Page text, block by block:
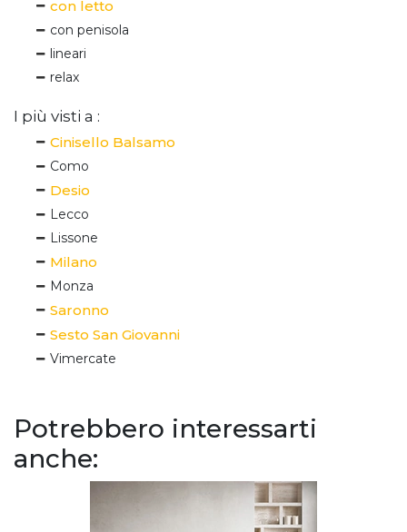
con letto
con penisola
lineari
relax
I più visti a :
Cinisello Balsamo
Como
Desio
Lecco
Lissone
Milano
Monza
Saronno
Sesto San Giovanni
Vimercate
Potrebbero interessarti
anche: